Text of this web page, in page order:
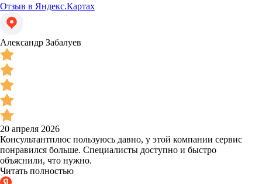
Отзыв в Яндекс.Картах
Александр Забалуев
20 апреля 2026
Консультантплюс пользуюсь давно, у этой компании сервис
понравился больше. Специалисты доступно и быстро
объяснили, что нужно.
Читать полностью